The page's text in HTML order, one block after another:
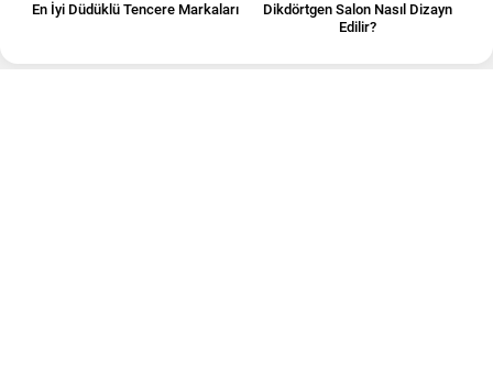
En İyi Düdüklü Tencere Markaları
Dikdörtgen Salon Nasıl Dizayn
Edilir?